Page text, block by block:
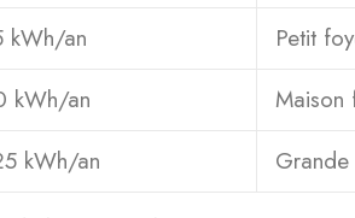
kWh/an
Petit
kWh/an
Maison
kWh/an